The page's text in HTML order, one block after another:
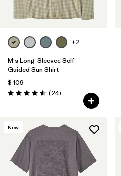
+2
M's Long-Sleeved Self-
Guided Sun Shirt
$ 109
Valoración: 4.5 / 5
(24Comentarios
)
New